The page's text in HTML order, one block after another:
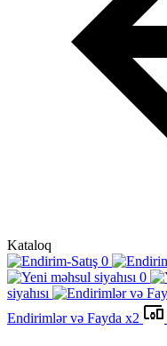
Kataloq
siyahısı
Endirimlər və Fayda x2